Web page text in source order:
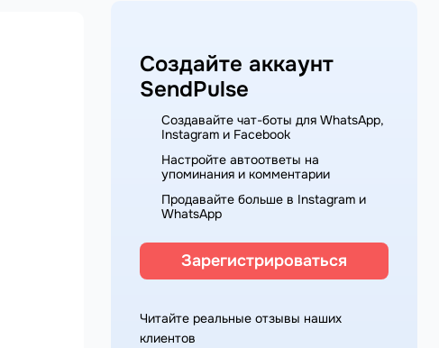
Создайте аккаунт
SendPulse
Создавайте чат-боты для WhatsApp,
Instagram и Facebook
Настройте автоответы на
упоминания и комментарии
Продавайте больше в Instagram и
WhatsApp
Зарегистрироваться
Читайте реальные отзывы наших
клиентов